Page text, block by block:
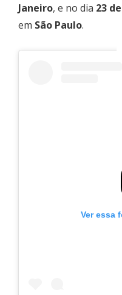
Janeiro, e no dia 23
em São Paulo.
Ver essa